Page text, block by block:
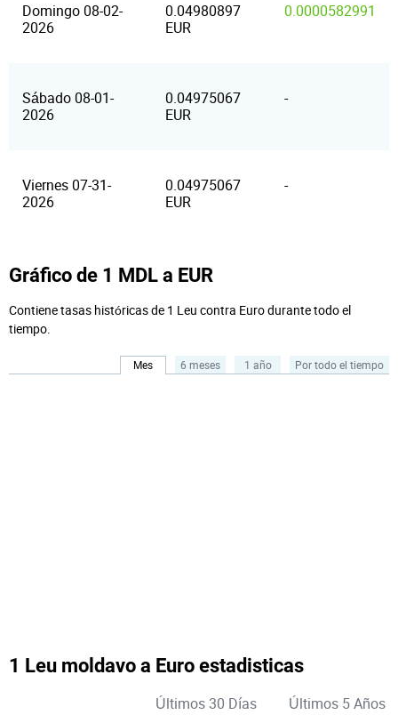
Domingo 08-02-
2026
0.04980897
EUR
0.0000582991
Sábado 08-01-
2026
0.04975067
EUR
-
Viernes 07-31-
2026
0.04975067
EUR
-
Gráfico de 1 MDL a EUR
Contiene tasas históricas de 1 Leu contra Euro durante todo el
tiempo.
Mes 6 meses 1 año Por todo el tiempo
1 Leu moldavo a Euro estadisticas
Últimos 30 Días Últimos 5 Años